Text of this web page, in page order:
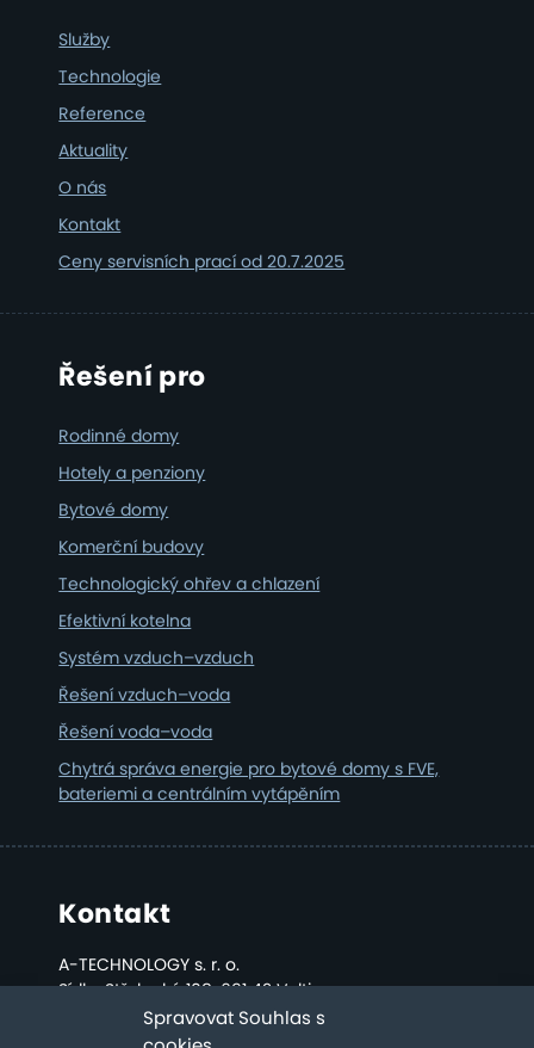
Spravovat Souhlas s
Služby
Technologie
Reference
Aktuality
O nás
Kontakt
Ceny servisních prací od 20.7.2025
Řešení pro
Rodinné domy
Hotely a penziony
Bytové domy
Komerční budovy
Technologický ohřev a chlazení
Efektivní kotelna
Systém vzduch–vzduch
Řešení vzduch–voda
Řešení voda–voda
Chytrá správa energie pro bytové domy s FVE,
bateriemi a centrálním vytápěním
Kontakt
A-TECHNOLOGY s. r. o.
Sídlo: Střelecká 108, 691 42 Valtice
Kancelář a sklad: Bratislavská 2808, Břeclav